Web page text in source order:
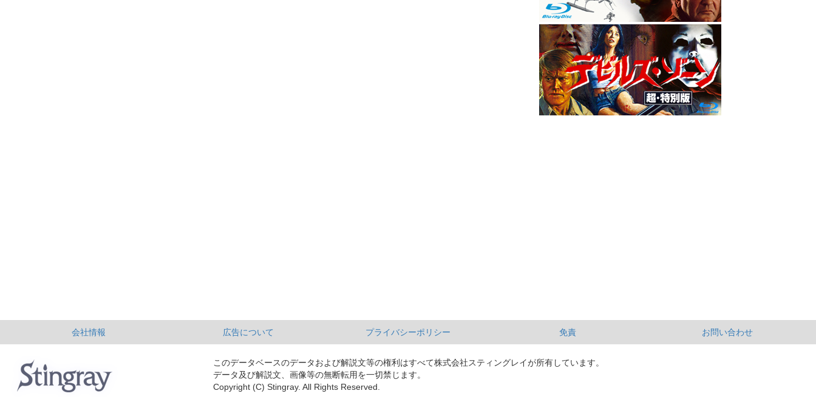
会社情報 広告について プライバシーポリシー 免責 お問い合わせ
このデータベースのデータおよび解説文等の権利はすべて株式会社スティングレイが所有しています。
データ及び解説文、画像等の無断転用を一切禁じます。
Copyright (C) Stingray. All Rights Reserved.